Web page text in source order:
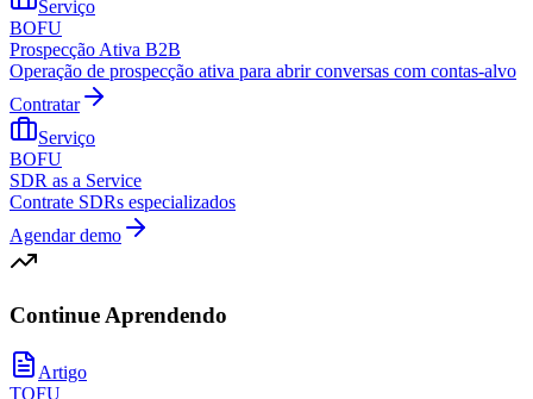
Serviço
BOFU
Prospecção Ativa B2B
Operação de prospecção ativa para abrir conversas com contas-alvo
Contratar
Serviço
BOFU
SDR as a Service
Contrate SDRs especializados
Agendar demo
Continue Aprendendo
Artigo
TOFU